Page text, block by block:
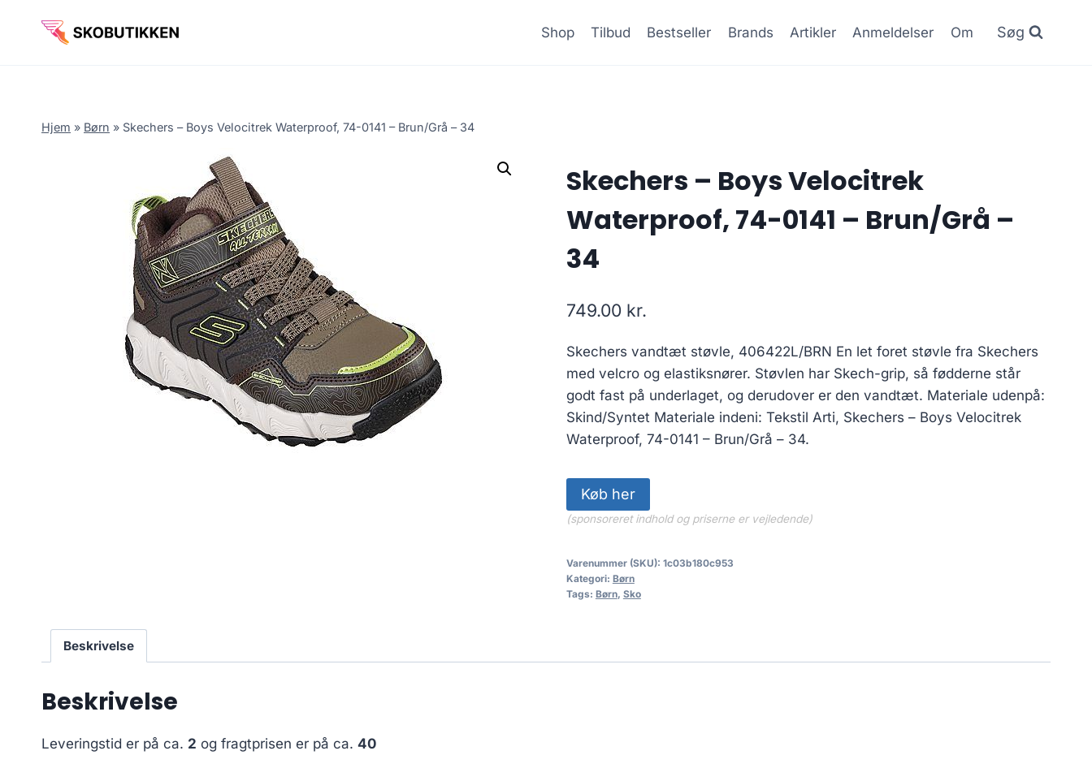
Shop Tilbud Bestseller Brands Artikler Anmeldelser Om Søg
Hjem » Børn » Skechers – Boys Velocitrek Waterproof, 74-0141 – Brun/Grå – 34
Skechers – Boys Velocitrek
Waterproof, 74-0141 – Brun/Grå –
34
749.00 kr.
Skechers vandtæt støvle, 406422L/BRN En let foret støvle fra Skechers
med velcro og elastiksnører. Støvlen har Skech-grip, så fødderne står
godt fast på underlaget, og derudover er den vandtæt. Materiale udenpå:
Skind/Syntet Materiale indeni: Tekstil Arti, Skechers – Boys Velocitrek
Waterproof, 74-0141 – Brun/Grå – 34.
Køb her
(sponsoreret indhold og priserne er vejledende)
Varenummer (SKU): 1c03b180c953
Kategori: Børn
Tags: Børn, Sko
Beskrivelse
Beskrivelse
Leveringstid er på ca. 2 og fragtprisen er på ca. 40